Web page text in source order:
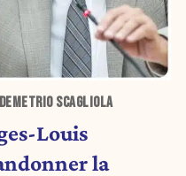
SCAGLIOLA
Louis
la